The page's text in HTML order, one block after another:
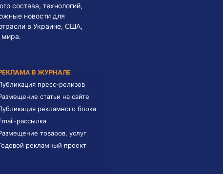
состава, технологий,
новости для
в Украине, США,
мира.
В ЖУРНАЛЕ
пресс-релизов
статьи на сайте
рекламного блока
рассылка
товаров, услуг
рекламный проект